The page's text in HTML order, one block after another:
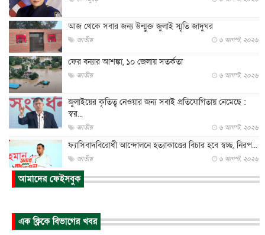
আজ থেকে সবার জন্য উন্মুক্ত জুলাই স্মৃতি জাদুঘর
জাতীয় ৬ আগস্ট, ২০২৬
ফের বন্যার আশঙ্কা, ১০ জেলায় সতর্কতা
জাতীয় ৬ আগস্ট, ২০২৬
জুলাইয়ের কৃতিত্ব নেওয়ার জন্য সবাই প্রতিযোগিতায় নেমেছে :
স্বর...
জাতীয় ৬ আগস্ট, ২০২৬
ফ্যাসিবাদবিরোধী আন্দোলনে হত্যাকাণ্ডের বিচার হবে স্বচ্ছ, নিরপ...
জাতীয় ৬ আগস্ট, ২০২৬
ভারত সরকারের কাছে ক্ষমা চাইলেন জাকারবার্গ
আকাশে ট্রাম্পের হেলিকপ্টার ও যাত্রীবাহী বিমান মুখোমুখি, তদন্...
আন্তর্জাতিক
আমাদের ফেইসবুক
এক ক্লিকে বিভাগের খবর